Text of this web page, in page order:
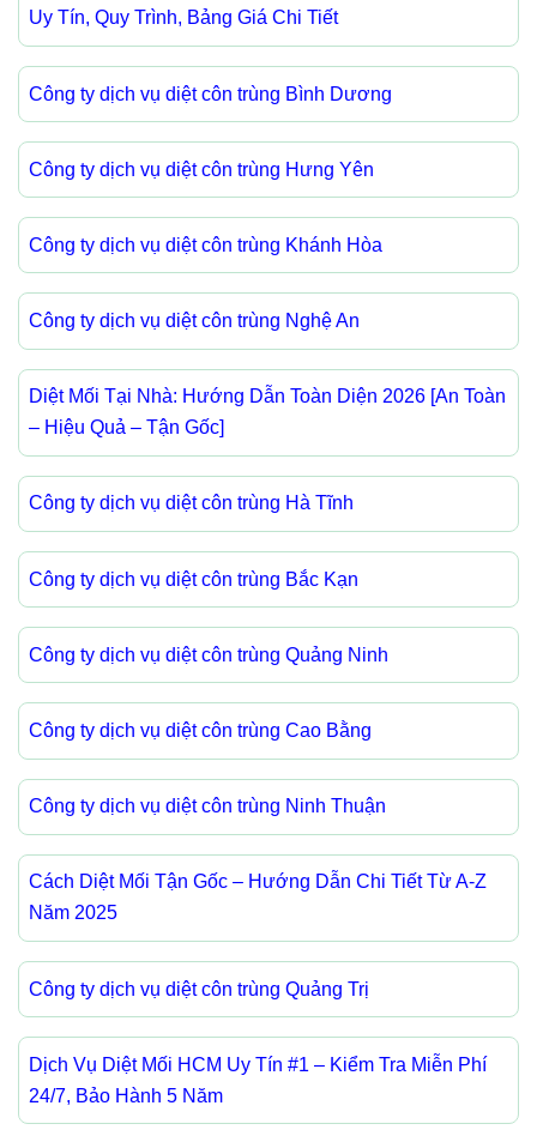
Uy Tín, Quy Trình, Bảng Giá Chi Tiết
Công ty dịch vụ diệt côn trùng Bình Dương
Công ty dịch vụ diệt côn trùng Hưng Yên
Công ty dịch vụ diệt côn trùng Khánh Hòa
Công ty dịch vụ diệt côn trùng Nghệ An
Diệt Mối Tại Nhà: Hướng Dẫn Toàn Diện 2026 [An Toàn
– Hiệu Quả – Tận Gốc]
Công ty dịch vụ diệt côn trùng Hà Tĩnh
Công ty dịch vụ diệt côn trùng Bắc Kạn
Công ty dịch vụ diệt côn trùng Quảng Ninh
Công ty dịch vụ diệt côn trùng Cao Bằng
Công ty dịch vụ diệt côn trùng Ninh Thuận
Cách Diệt Mối Tận Gốc – Hướng Dẫn Chi Tiết Từ A-Z
Năm 2025
Công ty dịch vụ diệt côn trùng Quảng Trị
Dịch Vụ Diệt Mối HCM Uy Tín #1 – Kiểm Tra Miễn Phí
24/7, Bảo Hành 5 Năm